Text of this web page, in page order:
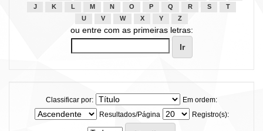
J
K L M N O P Q R S
T
U
V W X Y Z
ou entre com as primeiras letras:
Classificar por:
Em ordem:
Resultados/Página
Registro(s):